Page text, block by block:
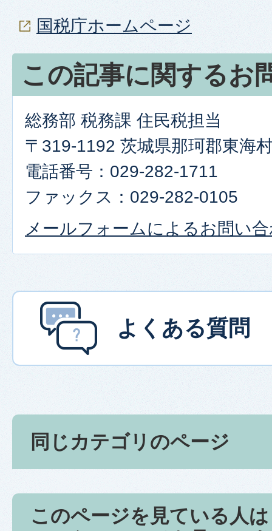
国税庁ホームページ
この記事に関するお
総務部 税務課 住民税担当
〒319-1192 茨城県那珂郡東海
電話番号：029-282-1711
ファックス：029-282-0105
メールフォームによるお問い
よくある質問
同じカテゴリのページ
このページを見ている人は